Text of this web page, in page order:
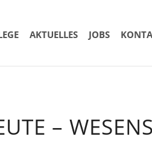
AKTUELLES JOBS
–